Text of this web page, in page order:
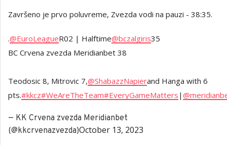
Završeno je prvo poluvreme, Zvezda vodi na pauzi - 38:35.
.@EuroLeagueR02 | Halftime@bczalgiris35
BC Crvena zvezda Meridianbet 38
Teodosic 8, Mitrovic 7,@ShabazzNapierand Hanga with 6
pts.#kkcz#WeAreTheTeam#EveryGameMatters |
— KK Crvena zvezda Meridianbet
(@kkcrvenazvezda)October 13, 2023